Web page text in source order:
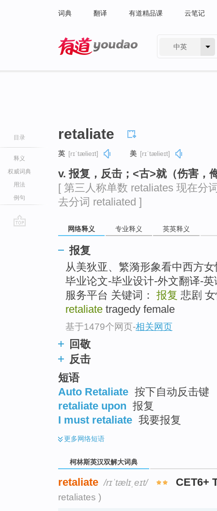
词典 翻译 有道精品课 云笔记
中英
目录
释义
权威词典
用法
例句
retaliate
英 [rɪˈtælieɪt] 美 [rɪˈtælieɪt]
v. 报复，反击；<古>就（伤害，
[ 第三人称单数 retaliates 现在分
去分词 retaliated ]
网络释义 专业释义 英英释义
报复
从美狄亚、繁漪形象看中西方
毕业论文-毕业设计-外文翻译-
服务平台 关键词： 报复 悲剧
retaliate tragedy female
基于1479个网页-相关网页
回敬
反击
短语
Auto Retaliate 按下自动反击键
retaliate upon 报复
I must retaliate 我要报复
更多网络短语
柯林斯英汉双解大词典
retaliate /rɪˈtælɪˌeɪt/ CET6+
retaliates )